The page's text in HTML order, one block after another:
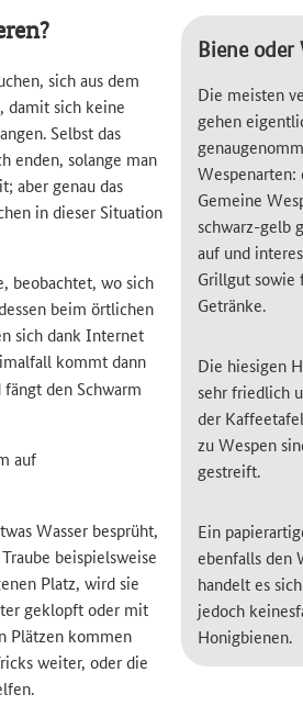
Biene oder
Die meisten
gehen
Wespenarten:
Gemeine
schwarz-gelb
auf und
Grillgut sowie
Getränke.
Die hiesigen
sehr friedlich
der
zu Wespen
gestreift.
Ein
ebenfalls den
handelt es
jedoch
Honigbienen.
sich aus dem
damit sich keine
Selbst das
enden, solange man
aber genau das
in dieser Situation
beobachtet, wo sich
beim örtlichen
sich dank Internet
kommt dann
den Schwarm
auf
Wasser besprüht,
beispielsweise
Platz, wird sie
geklopft oder mit
Plätzen kommen
weiter, oder die